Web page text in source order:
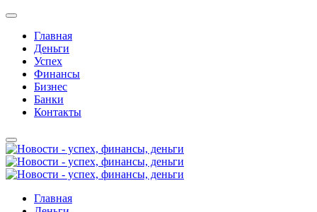
Главная
Деньги
Успех
Финансы
Бизнес
Банки
Контакты
Главная